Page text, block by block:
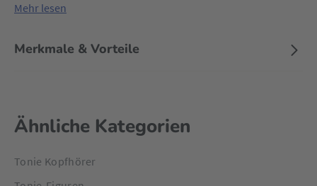
Mehr lesen
Merkmale & Vorteile
Ähnliche Kategorien
Tonie Kopfhörer